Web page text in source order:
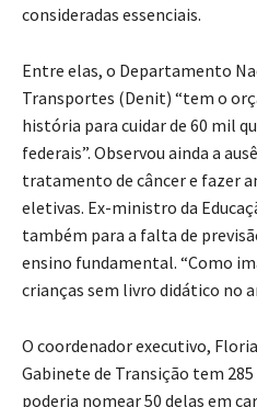
consideradas essenciais.
Entre elas, o Departamento
Transportes (Denit) “tem o
história para cuidar de 60 mil
federais”. Observou ainda a
tratamento de câncer e fazer
eletivas. Ex-ministro da
também para a falta de
ensino fundamental. “Como
crianças sem livro didático no
O coordenador executivo,
Gabinete de Transição tem
poderia nomear 50 delas em